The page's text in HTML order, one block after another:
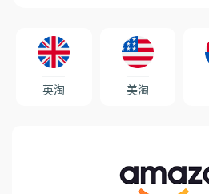
英淘 美淘